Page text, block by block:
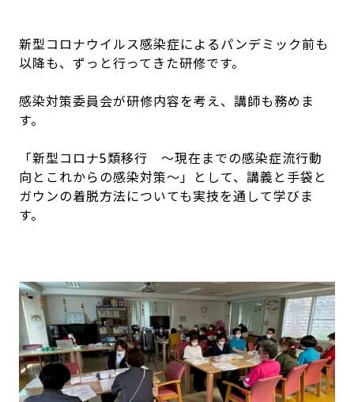
新型コロナウイルス感染症によるパンデミック前も
以降も、ずっと行ってきた研修です。
感染対策委員会が研修内容を考え、講師も務めま
す。
「新型コロナ5類移行 ～現在までの感染症流行動
向とこれからの感染対策～」として、講義と手袋と
ガウンの着脱方法についても実技を通して学びま
す。